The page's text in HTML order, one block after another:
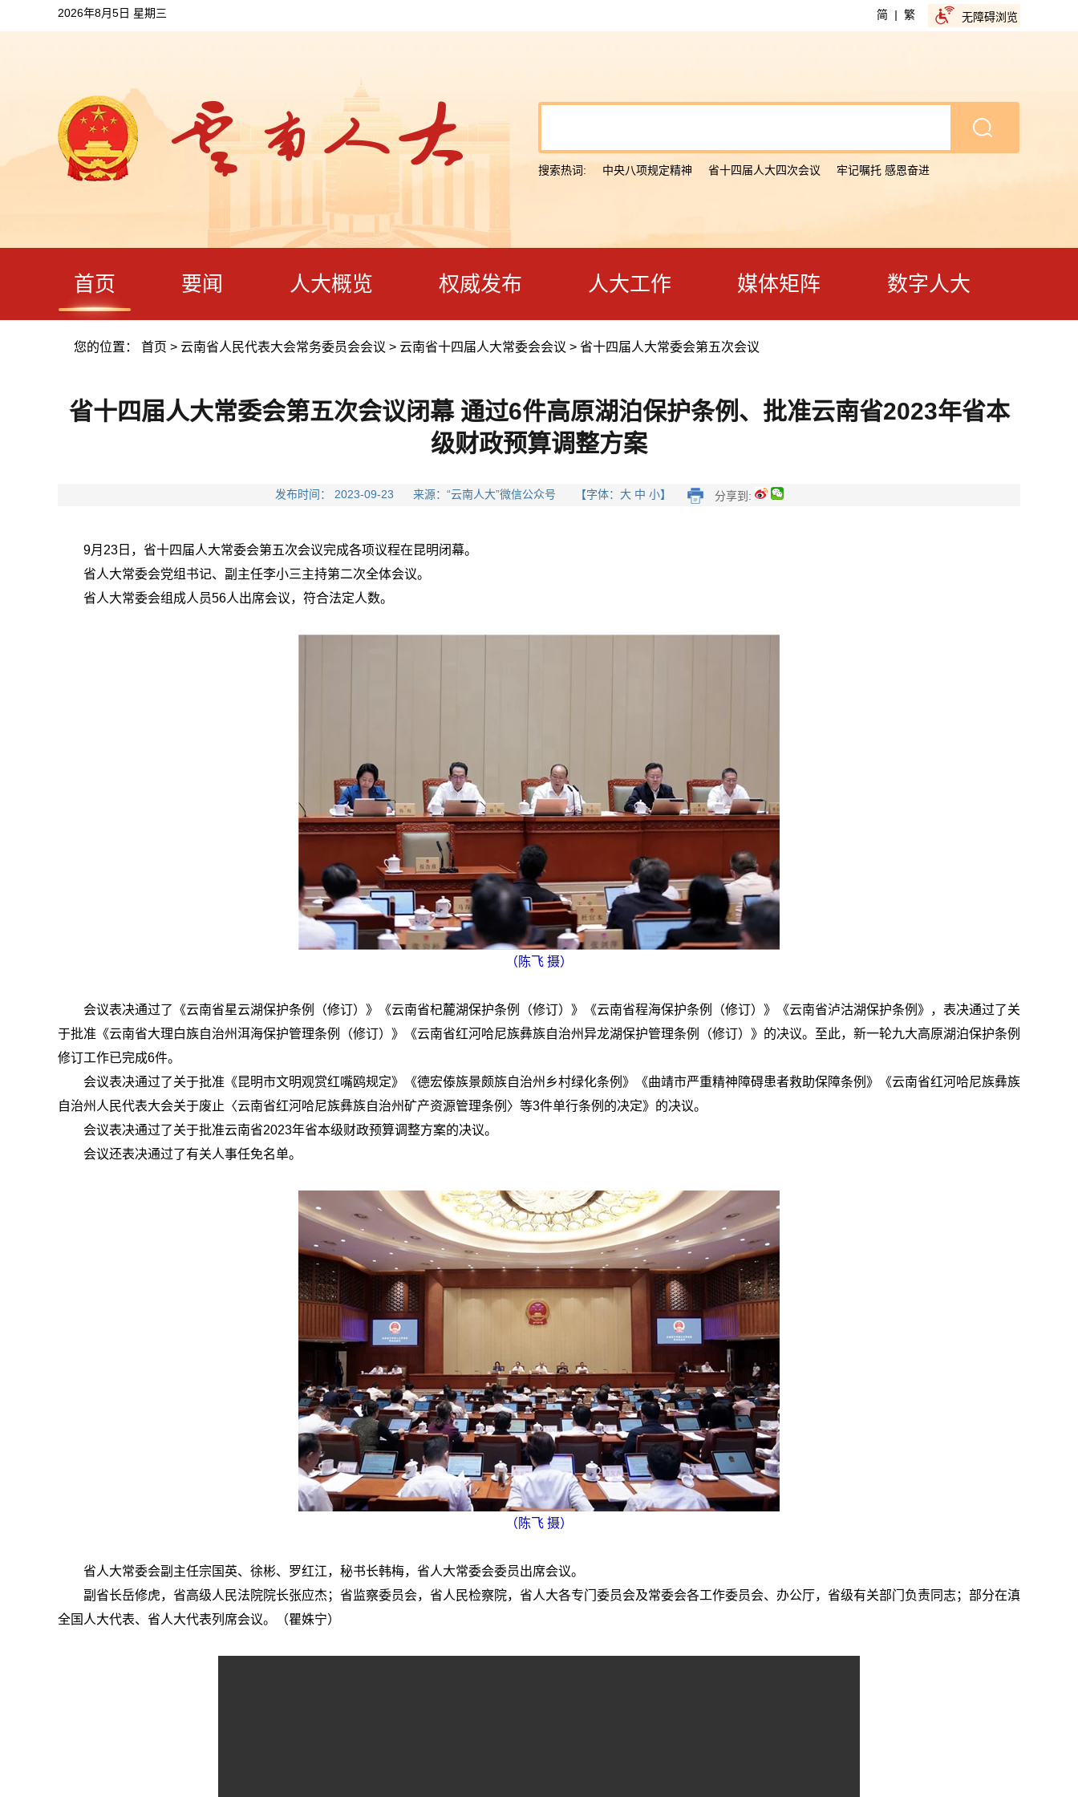
2026年8月5日 星期三 简 | 繁 无障碍浏览
搜索热词: 中央八项规定精神 省十四届人大四次会议 牢记嘱托 感恩奋进
首页 要闻 人大概览 权威发布 人大工作 媒体矩阵 数字人大
您的位置： 首页 > 云南省人民代表大会常务委员会会议 > 云南省十四届人大常委会会议 > 省十四届人大常委会第五次会议
省十四届人大常委会第五次会议闭幕 通过6件高原湖泊保护条例、批准云南省2023年省本
级财政预算调整方案
发布时间： 2023-09-23 来源：“云南人大”微信公众号 【字体：大 中 小】 分享到:
9月23日，省十四届人大常委会第五次会议完成各项议程在昆明闭幕。
省人大常委会党组书记、副主任李小三主持第二次全体会议。
省人大常委会组成人员56人出席会议，符合法定人数。
（陈飞 摄）
会议表决通过了《云南省星云湖保护条例（修订）》《云南省杞麓湖保护条例（修订）》《云南省程海保护条例（修订）》《云南省泸沽湖保护条例》，表决通过了关
于批准《云南省大理白族自治州洱海保护管理条例（修订）》《云南省红河哈尼族彝族自治州异龙湖保护管理条例（修订）》的决议。至此，新一轮九大高原湖泊保护条例
修订工作已完成6件。
会议表决通过了关于批准《昆明市文明观赏红嘴鸥规定》《德宏傣族景颇族自治州乡村绿化条例》《曲靖市严重精神障碍患者救助保障条例》《云南省红河哈尼族彝族
自治州人民代表大会关于废止〈云南省红河哈尼族彝族自治州矿产资源管理条例〉等3件单行条例的决定》的决议。
会议表决通过了关于批准云南省2023年省本级财政预算调整方案的决议。
会议还表决通过了有关人事任免名单。
（陈飞 摄）
省人大常委会副主任宗国英、徐彬、罗红江，秘书长韩梅，省人大常委会委员出席会议。
副省长岳修虎，省高级人民法院院长张应杰；省监察委员会，省人民检察院，省人大各专门委员会及常委会各工作委员会、办公厅，省级有关部门负责同志；部分在滇
全国人大代表、省人大代表列席会议。（瞿姝宁）